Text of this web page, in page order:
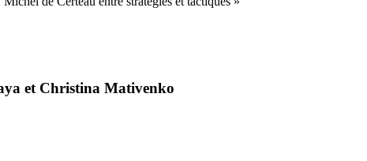
et Christina Mativenko